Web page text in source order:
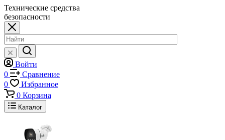
Технические средства
безопасности
Войти
0
Сравнение
0
Избранное
0 Корзина
Каталог